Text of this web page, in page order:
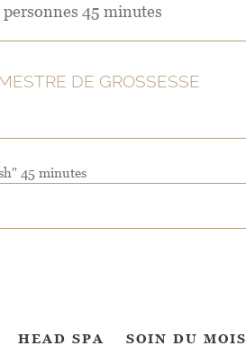
45 minutes
DE GROSSESSE
45 minutes
HEAD SPA SOIN DU MOIS